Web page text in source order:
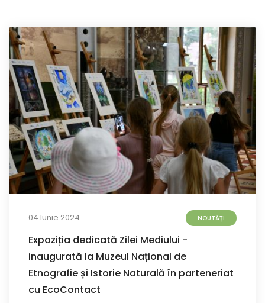
04 Iunie 2024 NOUTĂȚI
Expoziția dedicată Zilei Mediului -
inaugurată la Muzeul Național de
Etnografie și Istorie Naturală în parteneriat
cu EcoContact